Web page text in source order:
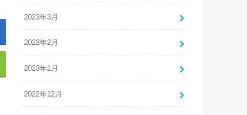
2023年3月
2023年2月
2023年1月
2022年12月